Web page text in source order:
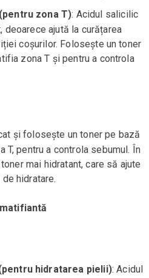
zona T): Acidul salicilic
ajută la curățarea
coșurilor. Folosește un toner
zona T și pentru a controla
și folosește un toner pe bază
T, pentru a controla sebumul. În
mai hidratant, care să ajute
hidratare.
hidratarea pielii): Acidul